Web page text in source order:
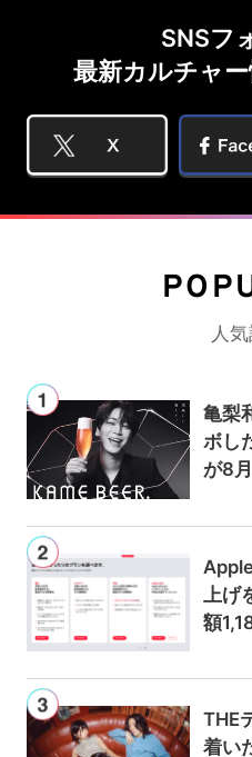
SNSフ
最新カルチャ
人
亀梨
ボし
が8
上
額
THE
着い